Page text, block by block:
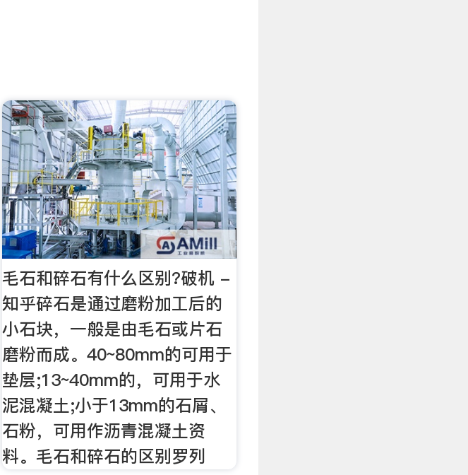
毛石和碎石有什么区别?破机 -
知乎碎石是通过磨粉加工后的
小石块，一般是由毛石或片石
磨粉而成。40~80mm的可用于
垫层;13~40mm的，可用于水
泥混凝土;小于13mm的石屑、
石粉，可用作沥青混凝土资
料。毛石和碎石的区别罗列